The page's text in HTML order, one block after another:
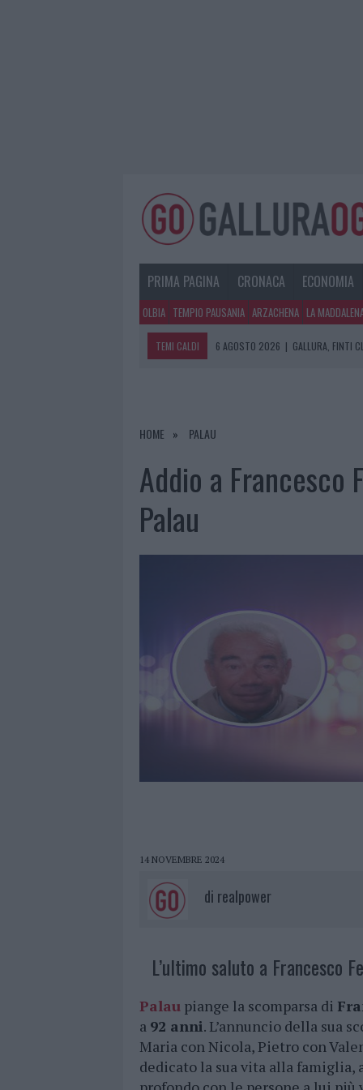
PRIMA PAGINA CRONACA ECONOMIA
OLBIA TEMPIO PAUSANIA ARZACHENA LA
TEMI CALDI 6 AGOSTO 2026 | GALLURA, FINTI
6 AGOSTO 2026
HOME PALAU
Addio a Francesco
Palau
14 NOVEMBRE 2024
di realpower
L’ultimo saluto a Francesco
Palau piange la scomparsa di
a 92 anni. L’annuncio della sua
Maria con Nicola, Pietro con
dedicato la sua vita alla